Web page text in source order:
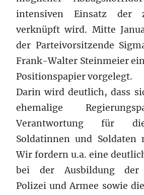
intensiven Einsatz der
verknüpft wird. Mitte
der Parteivorsitzende
Frank-Walter Steinmeier
Positionspapier vorgelegt.
Darin wird deutlich, dass
ehemalige
Verantwortung für
Soldatinnen und Soldaten
Wir fordern u.a. eine
bei der Ausbildung der
Polizei und Armee sowie